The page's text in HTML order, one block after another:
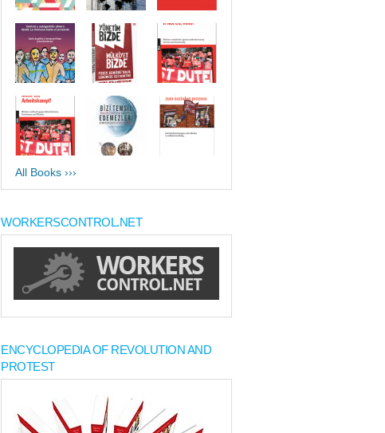
All Books ›››
WORKERSCONTROL.NET
ENCYCLOPEDIA OF REVOLUTION AND
PROTEST